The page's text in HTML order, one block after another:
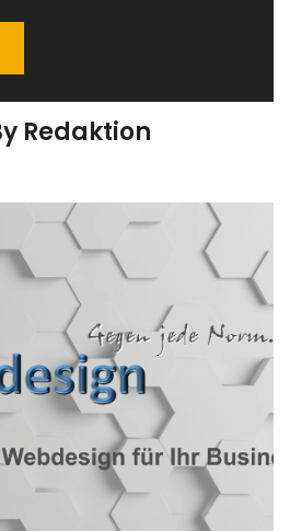
Redaktion